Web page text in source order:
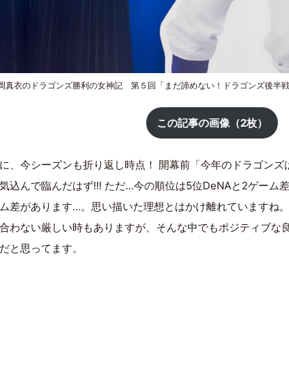
真衣のドラゴンズ勝利の女神記 第５回「まだ諦めない！ドラゴンズ後半戦
この記事の画像（2枚）
、今シーズンも折り返し時点！ 開幕前「今年のドラゴンズ
込んで臨んだはず!!! ただ…今の順位は5位DeNAと2ゲーム
差があります…。思い描いた理想とはかけ離れていますね
わない厳しい時もありますが、そんな中でもポジティブな
と思ってます。